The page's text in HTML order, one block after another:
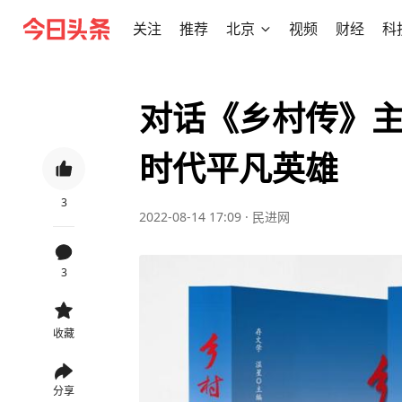
关注 推荐 北京 视频 财经 科
3
3
收藏
分享
对话《乡村传》
时代平凡英雄
2022-08-14 17:09 · 民进网